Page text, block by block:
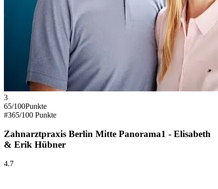
3
65/100Punkte
#365/100 Punkte
Zahnarztpraxis Berlin Mitte Panorama1 - Elisabeth
& Erik Hübner
4.7